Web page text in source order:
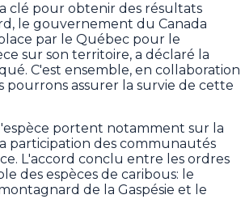
clé pour obtenir des résultats
le gouvernement du Canada
par le Québec pour le
sur son territoire, a déclaré la
C'est ensemble, en collaboration
assurer la survie de cette
portent notamment sur la
participation des communautés
L'accord conclu entre les ordres
des espèces de caribous: le
de la Gaspésie et le